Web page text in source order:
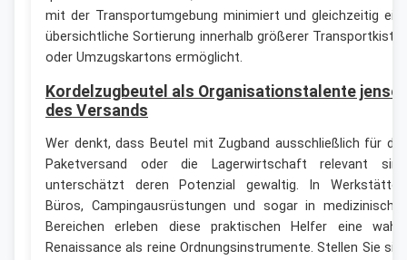
mit der Transportumgebung minimiert und gleichzeitig
übersichtliche Sortierung innerhalb größerer
oder Umzugskartons ermöglicht.
Kordelzugbeutel als Organisationstalente
des Versands
Wer denkt, dass Beutel mit Zugband ausschließlich für
Paketversand oder die Lagerwirtschaft relevant
unterschätzt deren Potenzial gewaltig. In
Büros, Campingausrüstungen und sogar in
Bereichen erleben diese praktischen Helfer eine
Renaissance als reine Ordnungsinstrumente. Stellen Sie